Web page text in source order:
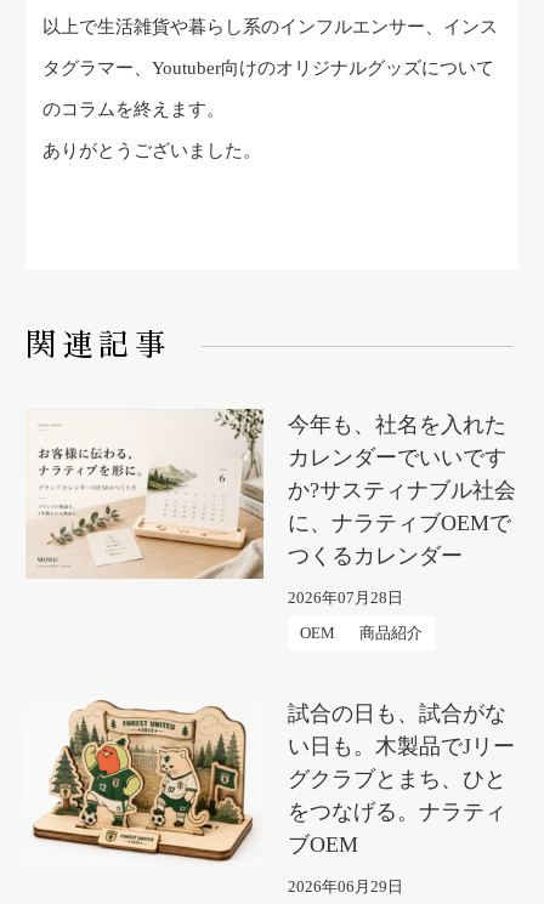
以上で生活雑貨や暮らし系のインフルエンサー、インス
タグラマー、Youtuber向けのオリジナルグッズについて
のコラムを終えます。
ありがとうございました。
関連記事
今年も、社名を入れた
カレンダーでいいです
か?サスティナブル社会
に、ナラティブOEMで
つくるカレンダー
2026年07月28日
OEM 商品紹介
試合の日も、試合がな
い日も。木製品でJリー
グクラブとまち、ひと
をつなげる。ナラティ
ブOEM
2026年06月29日